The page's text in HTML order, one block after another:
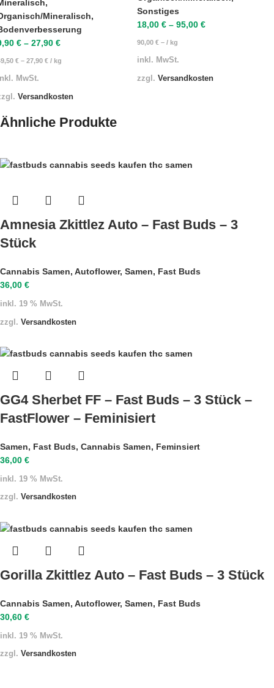
,
Mineralisch,
€ – 27,90 €
€ – 27,90 € / kg
MwSt.
Versandkosten
Sonstiges
18,00 € – 95,00 €
90,00 € – / kg
inkl. MwSt.
zzgl. Versandkosten
Ähnliche Produkte
Amnesia Zkittlez Auto – Fast Buds – 3
Stück
Cannabis Samen, Autoflower, Samen, Fast Buds
36,00 €
inkl. 19 % MwSt.
zzgl. Versandkosten
GG4 Sherbet FF – Fast Buds – 3 Stück –
FastFlower – Feminisiert
Samen, Fast Buds, Cannabis Samen, Feminsiert
36,00 €
inkl. 19 % MwSt.
zzgl. Versandkosten
Gorilla Zkittlez Auto – Fast Buds – 3 Stück
Cannabis Samen, Autoflower, Samen, Fast Buds
30,60 €
inkl. 19 % MwSt.
zzgl. Versandkosten